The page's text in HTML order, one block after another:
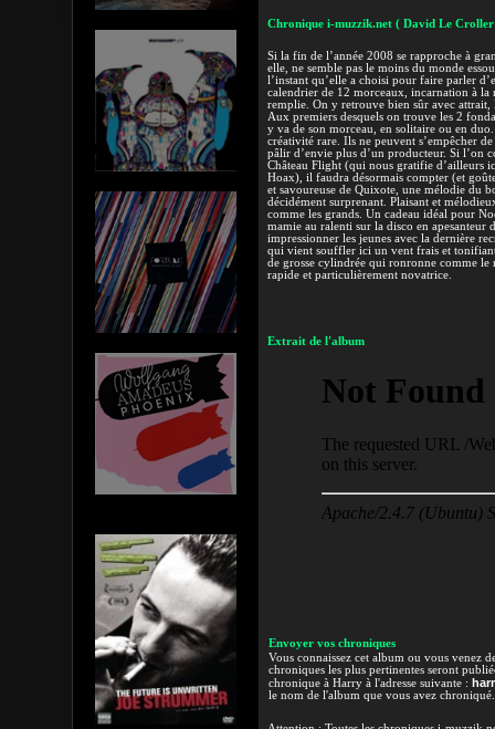
Chronique i-muzzik.net ( David Le Croller
Si la fin de l’année 2008 se rapproche à
elle, ne semble pas le moins du monde
l’instant qu’elle a choisi pour faire parler
calendrier de 12 morceaux, incarnation à la
remplie. On y retrouve bien sûr avec attrait,
Aux premiers desquels on trouve les 2
y va de son morceau, en solitaire ou en
créativité rare. Ils ne peuvent s’empêcher
pâlir d’envie plus d’un producteur. Si l’on
Château Flight (qui nous gratifie d’ailleurs
Hoax), il faudra désormais compter (et
et savoureuse de Quixote, une mélodie du
décidément surprenant. Plaisant et
comme les grands. Un cadeau idéal pour
mamie au ralenti sur la disco en apesanteur
impressionner les jeunes avec la dernière
qui vient souffler ici un vent frais et
de grosse cylindrée qui ronronne comme le
rapide et particulièrement novatrice.
Extrait de l'album
Envoyer vos chroniques
Vous connaissez cet album ou vous venez
chroniques les plus pertinentes seront
chronique à Harry à l'adresse suivante :
le nom de l'album que vous avez